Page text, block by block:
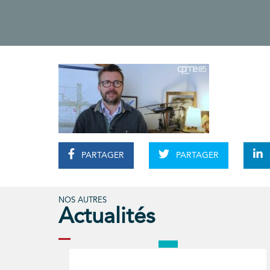
PARTAGER PARTAGER
NOS AUTRES
Actualités